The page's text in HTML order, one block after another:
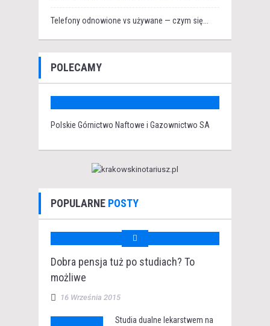
Telefony odnowione vs używane — czym się...
POLECAMY
Polskie Górnictwo Naftowe i Gazownictwo SA
POPULARNE POSTY
Dobra pensja tuż po studiach? To
możliwe
16 Września 2015
Studia dualne lekarstwem na